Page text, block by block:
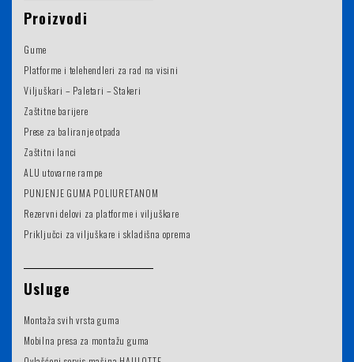
Proizvodi
Gume
Platforme i telehendleri za rad na visini
Viljuškari – Paletari – Stakeri
Zaštitne barijere
Prese za baliranje otpada
Zaštitni lanci
ALU utovarne rampe
PUNJENJE GUMA POLIURETANOM
Rezervni delovi za platforme i viljuškare
Priključci za viljuškare i skladišna oprema
Usluge
Montaža svih vrsta guma
Mobilna presa za montažu guma